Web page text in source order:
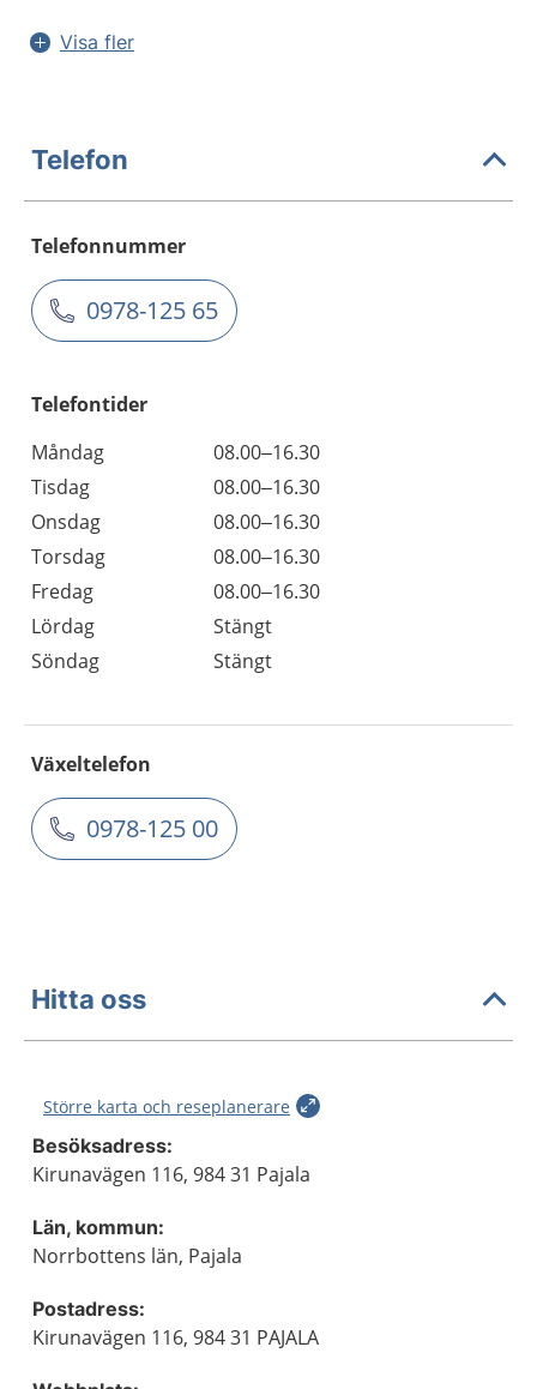
Visa fler
Telefon
Telefonnummer
0978-125 65
Telefontider
Måndag
08.00–16.30
Tisdag
08.00–16.30
Onsdag
08.00–16.30
Torsdag
08.00–16.30
Fredag
08.00–16.30
Lördag
Stängt
Söndag
Stängt
Växeltelefon
0978-125 00
Hitta oss
Större karta och reseplanerare
Besöksadress:
Kirunavägen 116, 984 31 Pajala
Län, kommun:
Norrbottens län, Pajala
Postadress:
Kirunavägen 116, 984 31 PAJALA